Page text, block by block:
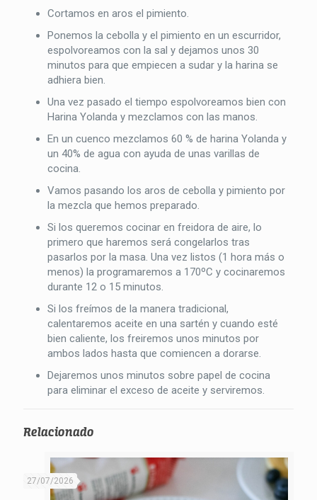
Cortamos en aros el pimiento.
Ponemos la cebolla y el pimiento en un escurridor,
espolvoreamos con la sal y dejamos unos 30
minutos para que empiecen a sudar y la harina se
adhiera bien.
Una vez pasado el tiempo espolvoreamos bien con
Harina Yolanda y mezclamos con las manos.
En un cuenco mezclamos 60 % de harina Yolanda y
un 40% de agua con ayuda de unas varillas de
cocina.
Vamos pasando los aros de cebolla y pimiento por
la mezcla que hemos preparado.
Si los queremos cocinar en freidora de aire, lo
primero que haremos será congelarlos tras
pasarlos por la masa. Una vez listos (1 hora más o
menos) la programaremos a 170ºC y cocinaremos
durante 12 o 15 minutos.
Si los freímos de la manera tradicional,
calentaremos aceite en una sartén y cuando esté
bien caliente, los freiremos unos minutos por
ambos lados hasta que comiencen a dorarse.
Dejaremos unos minutos sobre papel de cocina
para eliminar el exceso de aceite y serviremos.
Relacionado
27/07/2026